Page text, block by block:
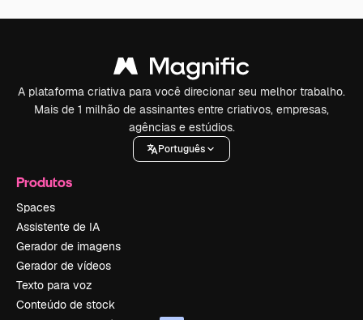
A plataforma criativa para você direcionar seu melhor trabalho.
Mais de 1 milhão de assinantes entre criativos, empresas,
agências e estúdios.
Português
Produtos
Spaces
Assistente de IA
Gerador de imagens
Gerador de vídeos
Texto para voz
Conteúdo de stock